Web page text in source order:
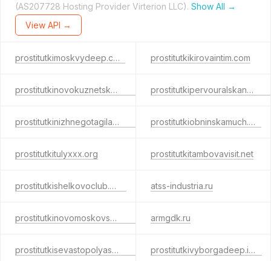
(AS207728 Hosting Provider Virterion LLC). Show All →
View API →
prostitutkimoskvydeep.com prostitutkikirovaintim.com
prostitutkinovokuznetskafine.info prostitutkipervouralskanext.info
prostitutkinizhnegotagilakiss.info prostitutkiobninskamuch.net
prostitutkitulyxxx.org prostitutkitambovavisit.net
prostitutkishelkovoclub.com atss-industria.ru
prostitutkinovomoskovskareal.com armgdk.ru
prostitutkisevastopolyasex.net prostitutkivyborgadeep.info